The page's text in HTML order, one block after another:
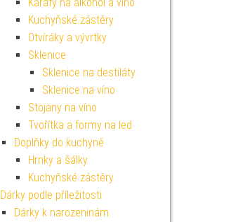
Kuchyňské zástěry
Otvíráky a vývrtky
Sklenice
Sklenice na destiláty
Sklenice na víno
Stojany na víno
Tvořítka a formy na led
Doplňky do kuchyně
Hrnky a šálky
Kuchyňské zástěry
Dárky podle příležitosti
Dárky k narozeninám